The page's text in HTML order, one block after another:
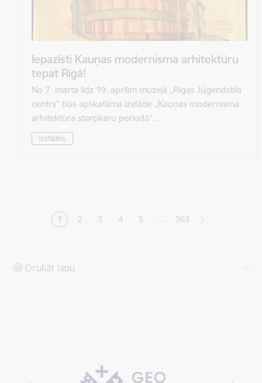
Iepazīsti Kauņas modernisma arhitektūru
tepat Rīgā!
No 7. marta līdz 19. aprīlim muzejā „Rīgas Jūgendstila
centrs” būs apskatāma izstāde „Kauņas modernisma
arhitektūra starpkaru periodā”…
Izstādes
Pašreizējā lapa
1 Lapa
2 Lapa
3 Lapa
4 Lapa
5 … 363
Drukāt lapu